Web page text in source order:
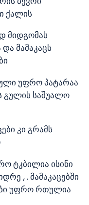
ქალის
მიდგომას
მამაკაცს
უფრო პატარაა
გულის საშუალო
კი გრამს
ტკბილია ისინი
, . მამაკაცებში
უფრო რთულია